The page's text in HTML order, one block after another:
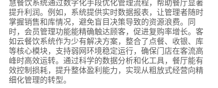
提升利润。例如，系统提供实时数据报表，让管理者随时
掌握销售和库情况，避免盲目决策导致的资源浪费。同
时，会员管理功能能精确触达顾客，促进复购率增长。客
如云餐饮系统作为少有解决方案，整合了点餐、收银、库
等核心模块，支持弱网环境稳定运行，确保门店在客流高
峰时高效运转。通过科学的数据分析和化工具，餐厅能有
效控制损耗，提升整体盈利能力，实现从粗放式经营向精
细化管理的转型。